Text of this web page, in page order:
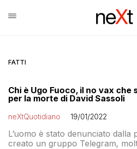
FATTI
Chi è Ugo Fuoco, il no vax che
per la morte di David Sassoli
neXtQuotidiano 19/01/2022
L’uomo è stato denunciato dalla
creato un gruppo Telegram,